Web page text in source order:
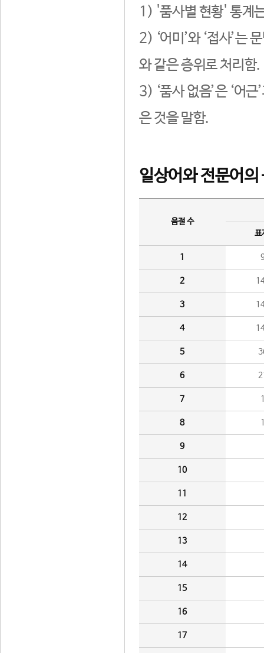
1) '품사별 현황' 통계
2) ‘어미’와 ‘접사’는
와 같은 층위로 처리함.
3) ‘품사 없음’은 ‘어
은 것을 말함.
일상어와 전문어의
음절 수
표
1
2
3
4
5
6
7
8
9
10
11
12
13
14
15
16
17